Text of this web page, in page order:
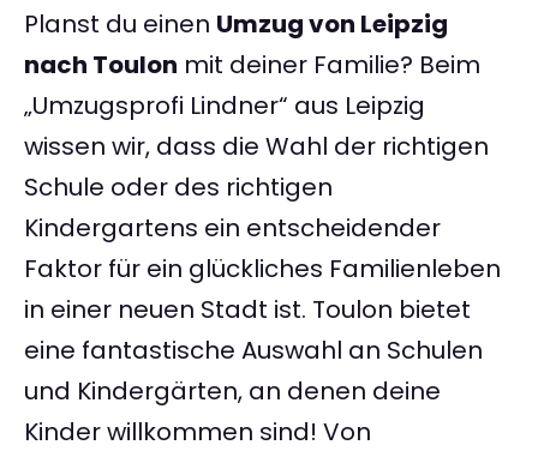
Planst du einen Umzug von Leipzig
nach Toulon mit deiner Familie? Beim
„Umzugsprofi Lindner“ aus Leipzig
wissen wir, dass die Wahl der richtigen
Schule oder des richtigen
Kindergartens ein entscheidender
Faktor für ein glückliches Familienleben
in einer neuen Stadt ist. Toulon bietet
eine fantastische Auswahl an Schulen
und Kindergärten, an denen deine
Kinder willkommen sind! Von